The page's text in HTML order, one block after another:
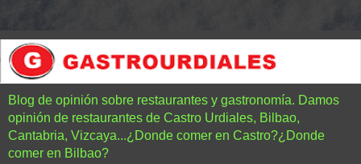
Blog de opinión sobre restaurantes y gastronomía. Damos
opinión de restaurantes de Castro Urdiales, Bilbao,
Cantabria, Vizcaya...¿Donde comer en Castro?¿Donde
comer en Bilbao?